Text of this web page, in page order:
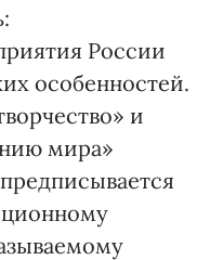
России
особенностей.
и
мира»